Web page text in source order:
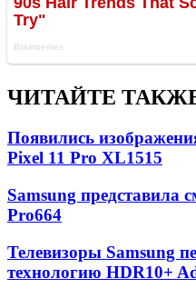
ЧИТАЙТЕ
Появились
Pixel 11 Pro XL1515
Samsung представила
Pro664
Телевизоры Samsung
технологию HDR10+